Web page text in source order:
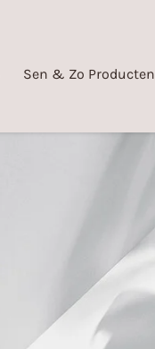
Sen & Zo Producten